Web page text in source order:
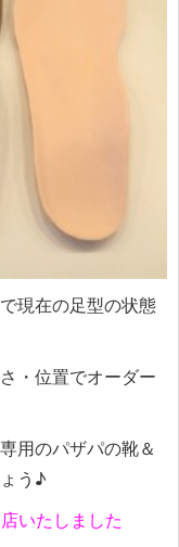
現在の足型の状態
・位置でオーダー
用のパザパの靴＆
う♪
いたしました